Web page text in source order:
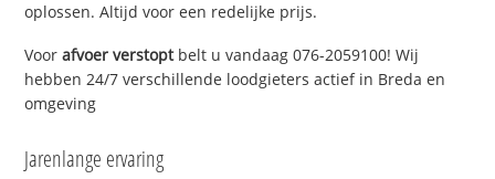
oplossen. Altijd voor een redelijke prijs.
Voorafvoer verstoptbelt u vandaag 076-2059100! Wij
hebben 24/7 verschillende loodgieters actief in Breda en
omgeving
Jarenlange ervaring